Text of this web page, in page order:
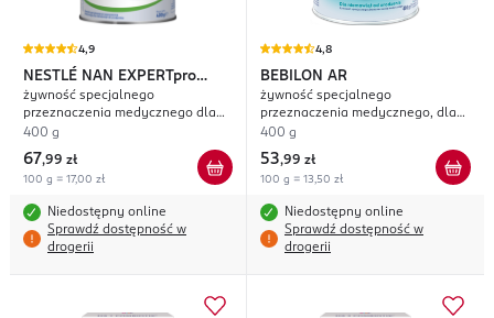
4,9
NESTLÉ NAN
EXPERTpro
Total Comfort
żywność specjalnego
przeznaczenia medycznego dla
niemowląt od urodzenia
400 g
67,99 zł
100 g = 17,00 zł
Niedostępny online
Sprawdź dostępność w
drogerii
4,8
BEBILON AR
żywność specjalnego
przeznaczenia medycznego, dla
niemowląt, od urodzenia
400 g
53,99 zł
100 g = 13,50 zł
Niedostępny online
Sprawdź dostępność w
drogerii